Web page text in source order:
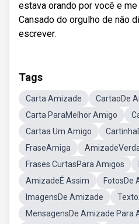
estava orando por você e
Cansado do orgulho de não
escrever.
Tags
Carta Amizade
CartaoDe
Carta ParaMelhor Amigo
Cartaa Um Amigo
FraseAmiga
Frases CurtasPara Amigos
AmizadeÉ Assim
FotosDe
ImagensDe Amizade
MensagensDe Amizade Para